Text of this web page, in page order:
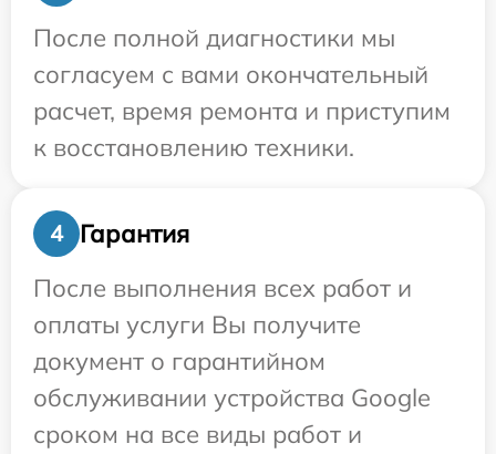
После полной диагностики мы
согласуем с вами окончательный
расчет, время ремонта и приступим
к восстановлению техники.
4
Гарантия
После выполнения всех работ и
оплаты услуги Вы получите
документ о гарантийном
обслуживании устройства Google
сроком на все виды работ и